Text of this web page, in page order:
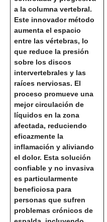
a la columna vertebral.
Este innovador método
aumenta el espacio
entre las vértebras, lo
que reduce la presión
sobre los discos
intervertebrales y las
raíces nerviosas. El
proceso promueve una
mejor circulación de
líquidos en la zona
afectada, reduciendo
eficazmente la
inflamación y aliviando
el dolor. Esta solución
confiable y no invasiva
es particularmente
beneficiosa para
personas que sufren
problemas crónicos de